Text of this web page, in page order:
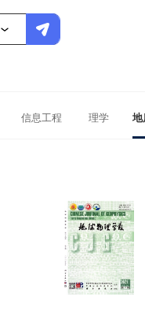
信息工程 理学